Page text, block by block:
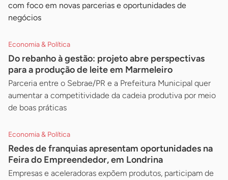
com foco em novas parcerias e oportunidades de
negócios
Economia & Política
Do rebanho à gestão: projeto abre perspectivas
para a produção de leite em Marmeleiro
Parceria entre o Sebrae/PR e a Prefeitura Municipal quer
aumentar a competitividade da cadeia produtiva por meio
de boas práticas
Economia & Política
Redes de franquias apresentam oportunidades na
Feira do Empreendedor, em Londrina
Empresas e aceleradoras expõem produtos, participam de